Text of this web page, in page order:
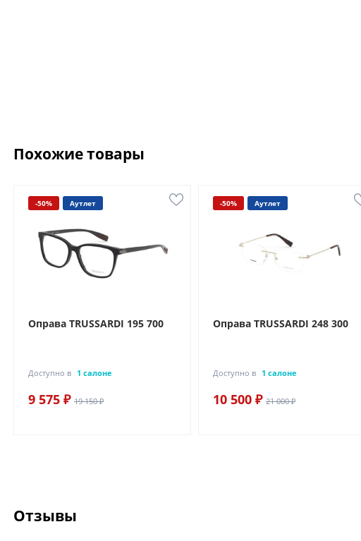
Похожие товары
-50% Аутлет
Оправа TRUSSARDI 195 700
Доступно в 1 салоне
9 575 ₽ 19 150 ₽
-50% Аутлет
Оправа TRUSSARDI 248 300
Доступно в 1 салоне
10 500 ₽ 21 000 ₽
Отзывы